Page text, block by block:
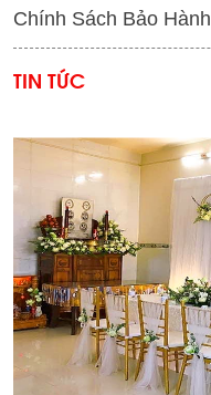
Chính Sách Bảo Hành
TIN TỨC
'